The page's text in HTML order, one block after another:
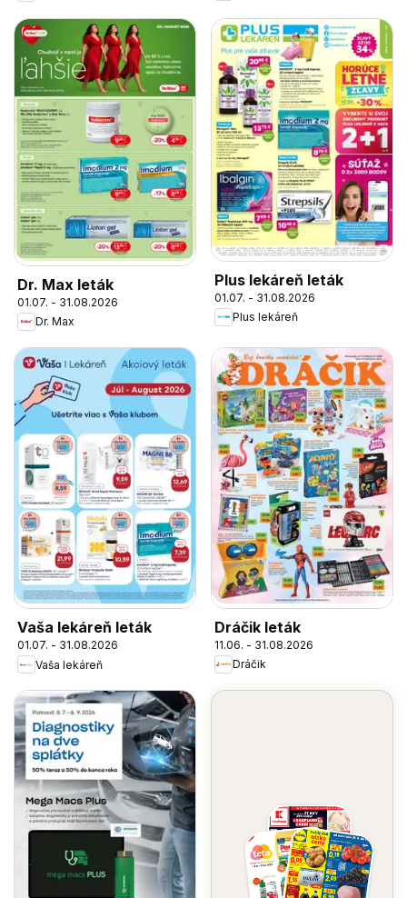
Dr. Max leták
01.07. - 31.08.2026
Dr. Max
Plus lekáreň leták
01.07. - 31.08.2026
Plus lekáreň
Vaša lekáreň leták
01.07. - 31.08.2026
Vaša lekáreň
Dráčik leták
11.06. - 31.08.2026
Dráčik